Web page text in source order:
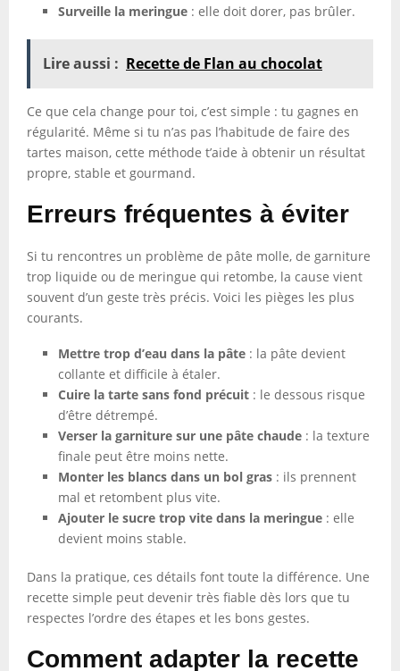
Surveille la meringue : elle doit dorer, pas brûler.
Lire aussi : Recette de Flan au chocolat
Ce que cela change pour toi, c’est simple : tu gagnes en
régularité. Même si tu n’as pas l’habitude de faire des
tartes maison, cette méthode t’aide à obtenir un résultat
propre, stable et gourmand.
Erreurs fréquentes à éviter
Si tu rencontres un problème de pâte molle, de garniture
trop liquide ou de meringue qui retombe, la cause vient
souvent d’un geste très précis. Voici les pièges les plus
courants.
Mettre trop d’eau dans la pâte : la pâte devient
collante et difficile à étaler.
Cuire la tarte sans fond précuit : le dessous risque
d’être détrempé.
Verser la garniture sur une pâte chaude : la texture
finale peut être moins nette.
Monter les blancs dans un bol gras : ils prennent
mal et retombent plus vite.
Ajouter le sucre trop vite dans la meringue : elle
devient moins stable.
Dans la pratique, ces détails font toute la différence. Une
recette simple peut devenir très fiable dès lors que tu
respectes l’ordre des étapes et les bons gestes.
Comment adapter la recette